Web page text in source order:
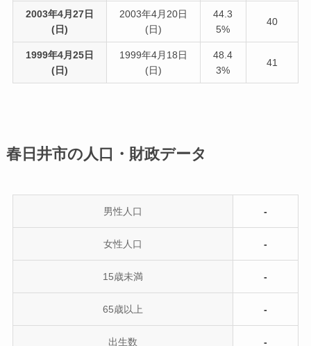
2003年4月27日
(日)
2003年4月20日
(日)
44.3
5%
40
1999年4月25日
(日)
1999年4月18日
(日)
48.4
3%
41
春日井市の人口・財政データ
男性人口 -
女性人口 -
15歳未満 -
65歳以上 -
出生数 -